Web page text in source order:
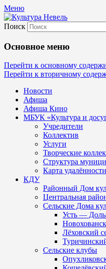
Меню
Культура
МБУК
и досуг"
Поиск
Основное меню
Перейти к основному
Перейти к вторичному
Новости
Афиша
Афиша Кино
МБУК «Культура и
Учредители
Коллектив
Услуги
Творческие
Структура
Карта
КДУ
Районный Дом
Центральная
Сельские Дома
Усть —
Лёховский
Сельские клубы